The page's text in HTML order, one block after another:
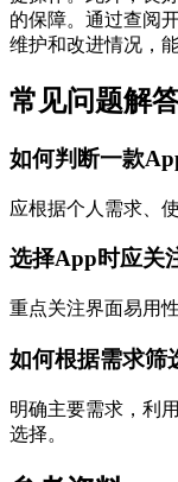
的保障。通过查阅
维护和改进情况，
常见问题解
如何判断一款
应根据个人需求、
选择App时应关
重点关注界面易用
如何根据需求筛
明确主要需求，利
选择。